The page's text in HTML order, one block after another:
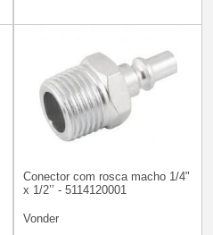
Conector com rosca macho 1/4"
x 1/2’’ - 5114120001
Vonder